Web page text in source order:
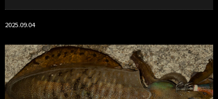
2025.09.04